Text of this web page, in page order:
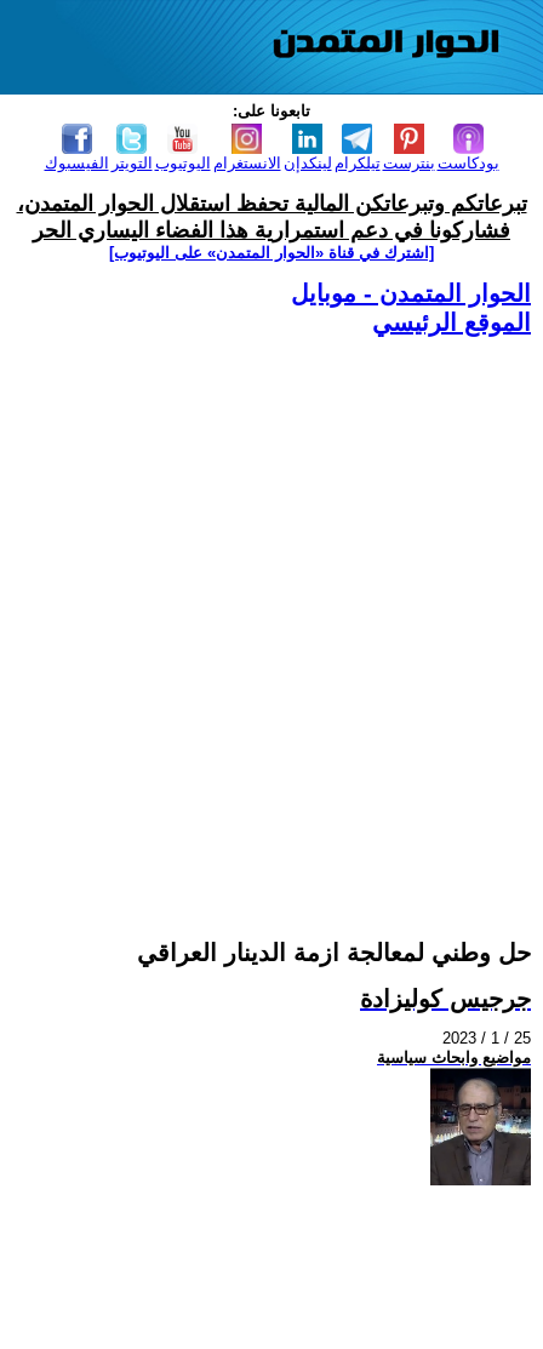
تابعونا على:
الفيسبوك التويتر اليوتيوب الانستغرام لينكدإن تيلكرامبنترست بودكاست
تبرعاتكم وتبرعاتكن المالية تحفظ استقلال الحوار المتمدن،
فشاركونا في دعم استمرارية هذا الفضاء اليساري الحر
[اشترك في قناة ‫«الحوار المتمدن» على اليوتيوب]
الحوار المتمدن - موبايل
الموقع الرئيسي
حل وطني لمعالجة ازمة الدينار العراقي
جرجيس كوليزادة
2023 / 1 / 25
مواضيع وابحاث سياسية